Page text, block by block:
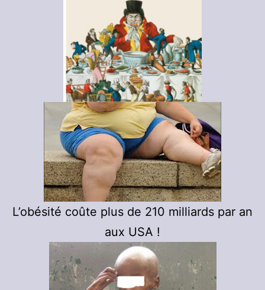
L’obésité coûte plus de 210 milliards par an
aux USA !